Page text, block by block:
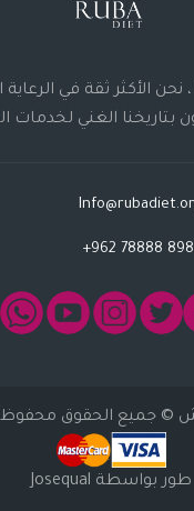
من 15 عامًا ، نحن الأكثر ثقة في
بتاريخنا الغني لخدمات
+962 78888
© جميع الحقوق محفوظة
طور بواسطة Josequal